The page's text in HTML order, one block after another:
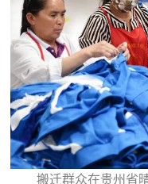
搬迁群众在贵州省